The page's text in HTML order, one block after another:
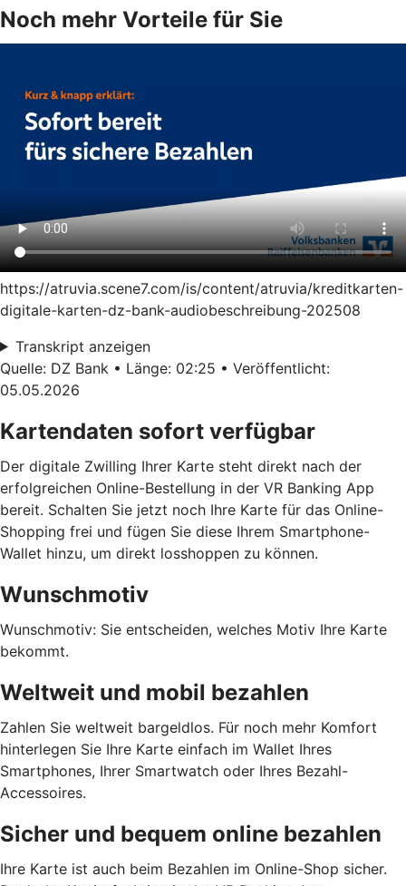
Noch mehr Vorteile für Sie
https://atruvia.scene7.com/is/content/atruvia/kreditkarten-
digitale-karten-dz-bank-audiobeschreibung-202508
Transkript anzeigen
Quelle: DZ Bank • Länge: 02:25 • Veröffentlicht:
05.05.2026
Kartendaten sofort verfügbar
Der digitale Zwilling Ihrer Karte steht direkt nach der
erfolgreichen Online-Bestellung in der VR Banking App
bereit. Schalten Sie jetzt noch Ihre Karte für das Online-
Shopping frei und fügen Sie diese Ihrem Smartphone-
Wallet hinzu, um direkt losshoppen zu können.
Wunschmotiv
Wunschmotiv: Sie entscheiden, welches Motiv Ihre Karte
bekommt.
Weltweit und mobil bezahlen
Zahlen Sie weltweit bargeldlos. Für noch mehr Komfort
hinterlegen Sie Ihre Karte einfach im Wallet Ihres
Smartphones, Ihrer Smartwatch oder Ihres Bezahl-
Accessoires.
Sicher und bequem online bezahlen
Ihre Karte ist auch beim Bezahlen im Online-Shop sicher.